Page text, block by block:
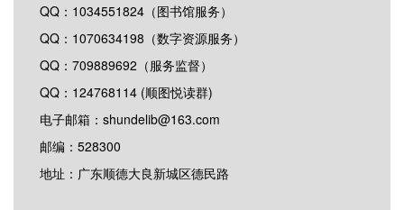
QQ：1034551824（图书馆服务）
QQ：1070634198（数字资源服务）
QQ：709889692（服务监督）
QQ：124768114 (顺图悦读群)
电子邮箱：shundelib@163.com
邮编：528300
地址：广东顺德大良新城区德民路